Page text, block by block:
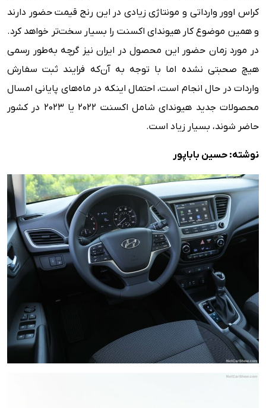
کراس اوور وارداتی و مونتاژی زیادی در این رنج قیمت حضور دارند
و همین موضوع کار هیوندای اکسنت را بسیار سخت‌تر خواهد کرد.
در مورد زمان حضور این محصول در ایران نیز گرچه به‌طور رسمی
هیچ صحبتی نشده اما با توجه به آن‌که فرایند ثبت سفارش
واردات در حال انجام است، احتمال اینکه در ماه‌های پایانی امسال
محصولات جدید هیوندای شامل اکسنت ۲۰۲۲ یا ۲۰۲۳ در کشور
حاضر شوند، بسیار زیاد است.
نوشته: حسین باباپور